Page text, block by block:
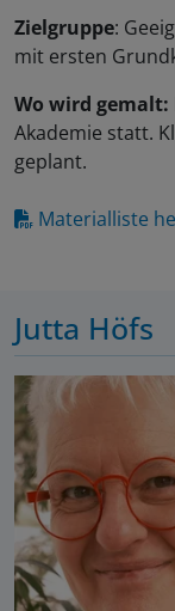
Zielgruppe:
mit ersten
Wo wird gemalt:
Akademie statt.
geplant.
Materialliste
Jutta Höfs